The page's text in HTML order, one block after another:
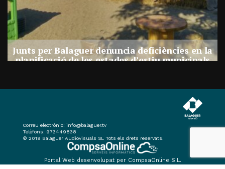
Junts per Balaguer denuncia deficiències en la
planificació de les estades d’estiu municipals
Correu electrònic: info@balaguer.tv
Telèfons: 973449838
© 2019 Balaguer Audiovisuals SL Tots els drets reservats.
Portal Web desenvolupat per CompsaOnline S.L.